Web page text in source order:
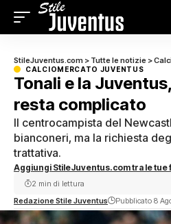
StileJuventus.com > Tutte le notizie >
CALCIOMERCATO JUVENTUS
Tonali e la
resta complicato
Il centrocampista del
bianconeri, ma la richiesta
trattativa.
Aggiungi StileJuventus.com tra le
Redazione Stile Juventus Pubblicato 8
2 min di lettura